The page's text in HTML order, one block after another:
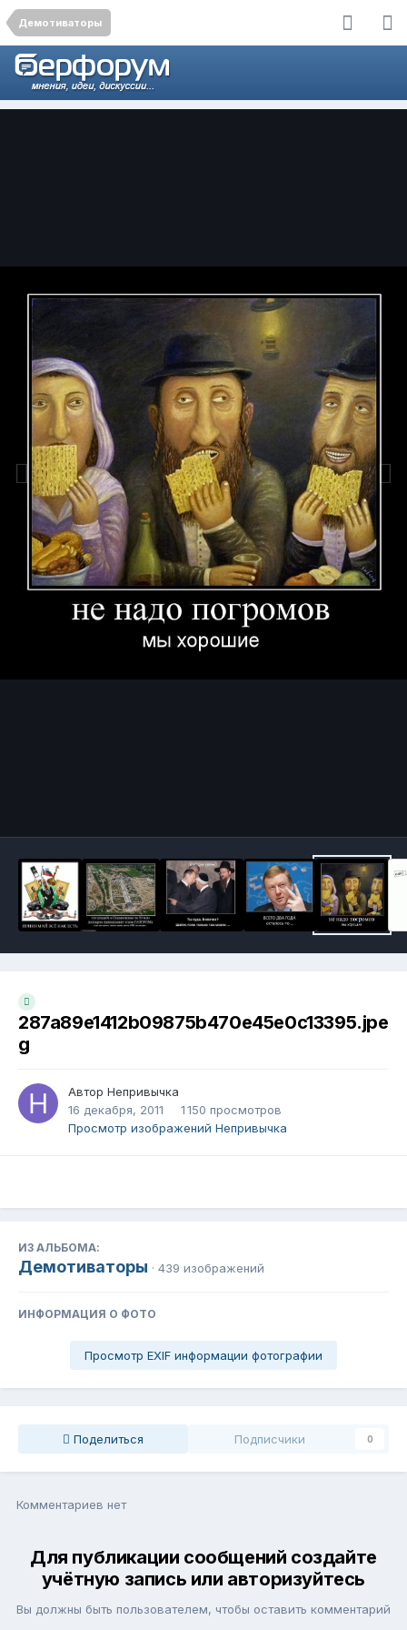
Демотиваторы
287a89e1412b09875b470e45e0c13395.jpe
g
Автор Непривычка
16 декабря, 2011
1 150 просмотров
Просмотр изображений Непривычка
ИЗ АЛЬБОМА:
Демотиваторы · 439 изображений
ИНФОРМАЦИЯ О ФОТО
Просмотр EXIF информации фотографии
Поделиться Подписчики 0
Комментариев нет
Для публикации сообщений создайте
учётную запись или авторизуйтесь
Вы должны быть пользователем, чтобы оставить комментарий